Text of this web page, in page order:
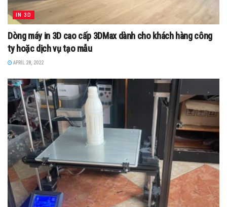
IN 3D
Dòng máy in 3D cao cấp 3DMax dành cho khách hàng công
ty hoặc dịch vụ tạo mẫu
APRIL 28, 2022